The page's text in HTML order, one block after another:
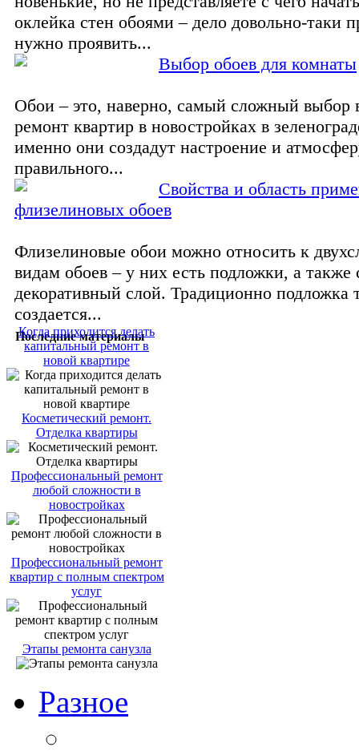
оклейка стен обоями – дело довольно-таки
нужно проявить...
Выбор обоев для комнаты
Обои – это, наверно, самый сложный выбор
ремонт квартир в новостройках в
именно они создадут настроение и
правильного...
Свойства и область
флизелиновых обоев
Флизелиновые обои можно относить к
видам обоев – у них есть подложки, а также
декоративный слой. Традиционно подложка
создается...
Последние материалы
Когда приходится делать
капитальный ремонт в
новой квартире
Косметический ремонт.
Отделка квартиры
Профессиональный ремонт
любой сложности в
новостройках
Профессиональный ремонт
квартир с полным спектром
услуг
Этапы ремонта санузла
Разное